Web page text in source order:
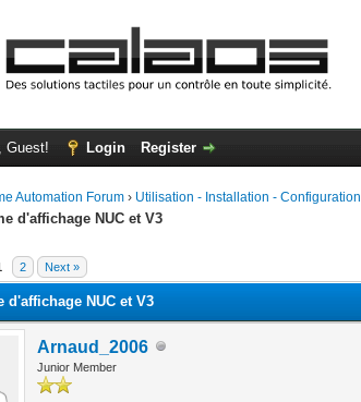
Guest! Login Register
Automation Forum › Utilisation - Installation - Configuration
d'affichage NUC et V3
2 Next »
- 0 Average
d'affichage NUC et V3
Arnaud_2006
Junior Member